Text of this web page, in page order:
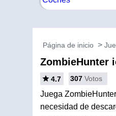
Página de inicio
ZombieHunter
4.7 307 Votos
Juega
necesidad de